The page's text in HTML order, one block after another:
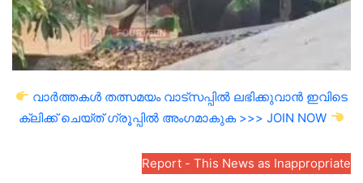
വാർത്തകൾ തത്സമയം വാട്സപ്പിൽ ലഭിക്കുവാൻ ഇവിടെ
ക്ലിക്ക് ചെയ്ത് ഗ്രൂപ്പിൽ അംഗമാകുക >>> JOIN NOW
Report - This News as Inappropriate